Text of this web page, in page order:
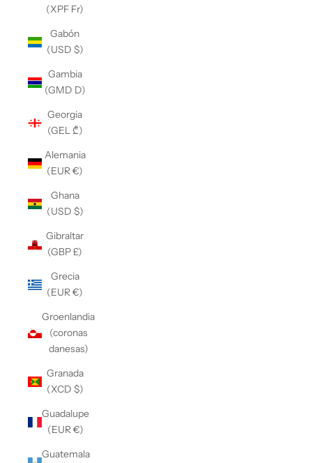
(XPF Fr)
Gabón
(USD $)
Gambia
(GMD D)
Georgia
(GEL ₾)
Alemania
(EUR €)
Ghana
(USD $)
Gibraltar
(GBP £)
Grecia
(EUR €)
Groenlandia
(coronas
danesas)
Granada
(XCD $)
Guadalupe
(EUR €)
Guatemala